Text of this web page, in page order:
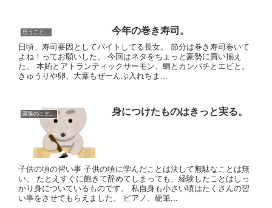
思うこと。 今年の巻き寿司。
日頃、寿司要因としてバイトしてる長女。 節分は巻き寿司巻いて
よね！ってお願いした。 今回はネタをちょっと豪勢に買い揃え
た。 本鮪とアトランティックサーモン、鯛とカンパチとエビと。
きゅうりや卵、大葉もぜーんぶ入れちま...
家族のこと。 身につけたものはきっと実る。
子供の頃の習い事 子供の頃に学んだことは決して無駄なことは無
い。 たとえすぐに飽きて辞めてしまっても、経験したことはしっ
かり身についているものです。 私自身も小さい頃はたくさんの習
い事をさせてもらえました。 ピアノ、硬筆...